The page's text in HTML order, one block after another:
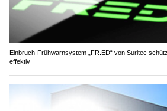
Einbruch-Frühwarnsystem „FR.ED“ von Suritec
effektiv